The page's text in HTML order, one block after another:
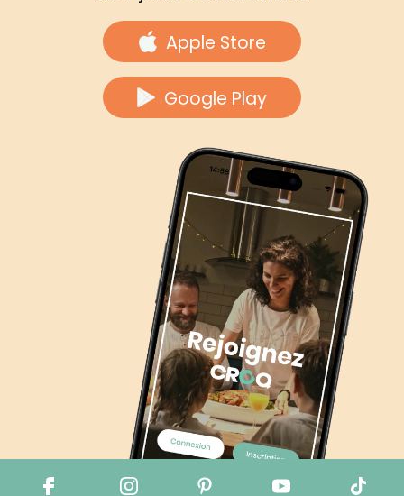
Apple Store
Google Play